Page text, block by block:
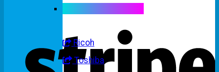
Ricoh
Toshiba